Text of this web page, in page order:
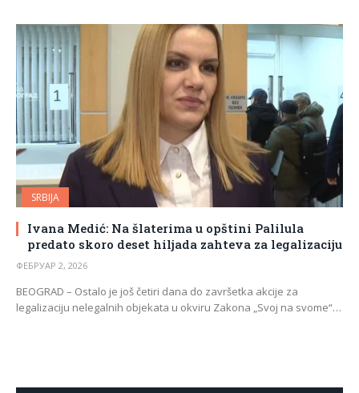
SRBIJA
Ivana Medić: Na šlaterima u opštini Palilula
predato skoro deset hiljada zahteva za legalizaciju
ФЕБРУАР 2, 2026
BEOGRAD – Ostalo je još četiri dana do završetka akcije za
legalizaciju nelegalnih objekata u okviru Zakona „Svoj na svome“…